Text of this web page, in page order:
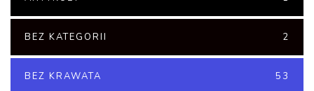
BEZ KATEGORII 2
BEZ KRAWATA 53